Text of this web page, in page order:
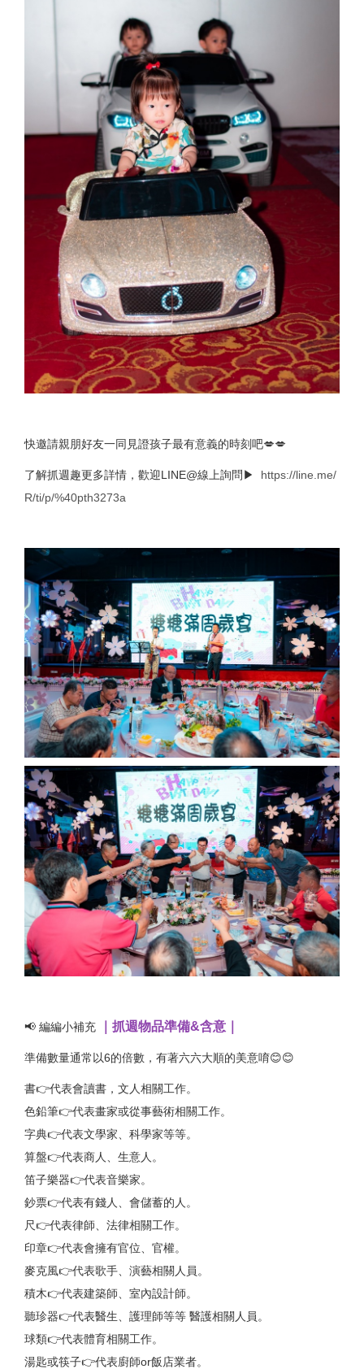
快邀請親朋好友一同見證孩子最有意義的時刻吧💋💋
了解抓週趣更多詳情，歡迎LINE@線上詢問▶ https://line.me/
R/ti/p/%40pth3273a
📢 編編小補充 ｜抓週物品準備&含意｜
準備數量通常以6的倍數，有著六六大順的美意唷😊😊
書👉代表會讀書，文人相關工作。
色鉛筆👉代表畫家或從事藝術相關工作。
字典👉代表文學家、科學家等等。
算盤👉代表商人、生意人。
笛子樂器👉代表音樂家。
鈔票👉代表有錢人、會儲蓄的人。
尺👉代表律師、法律相關工作。
印章👉代表會擁有官位、官權。
麥克風👉代表歌手、演藝相關人員。
積木👉代表建築師、室內設計師。
聽珍器👉代表醫生、護理師等等 醫護相關人員。
球類👉代表體育相關工作。
湯匙或筷子👉代表廚師or飯店業者。